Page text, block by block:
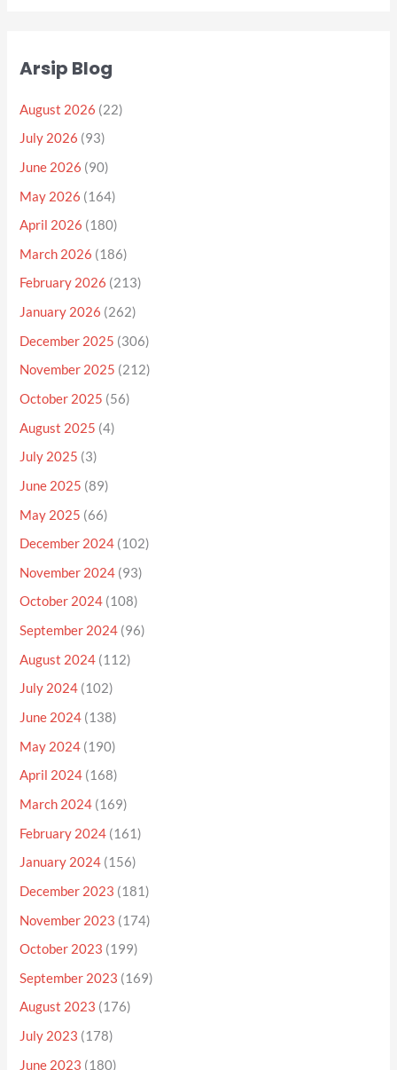
Arsip Blog
August 2026 (22)
July 2026 (93)
June 2026 (90)
May 2026 (164)
April 2026 (180)
March 2026 (186)
February 2026 (213)
January 2026 (262)
December 2025 (306)
November 2025 (212)
October 2025 (56)
August 2025 (4)
July 2025 (3)
June 2025 (89)
May 2025 (66)
December 2024 (102)
November 2024 (93)
October 2024 (108)
September 2024 (96)
August 2024 (112)
July 2024 (102)
June 2024 (138)
May 2024 (190)
April 2024 (168)
March 2024 (169)
February 2024 (161)
January 2024 (156)
December 2023 (181)
November 2023 (174)
October 2023 (199)
September 2023 (169)
August 2023 (176)
July 2023 (178)
June 2023 (180)